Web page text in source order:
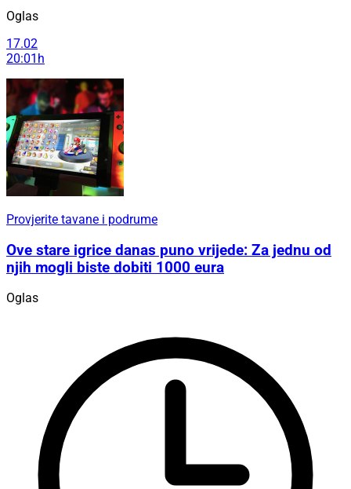
Oglas
17.02
20:01h
Provjerite tavane i podrume
Ove stare igrice danas puno vrijede: Za jednu od
njih mogli biste dobiti 1000 eura
Oglas